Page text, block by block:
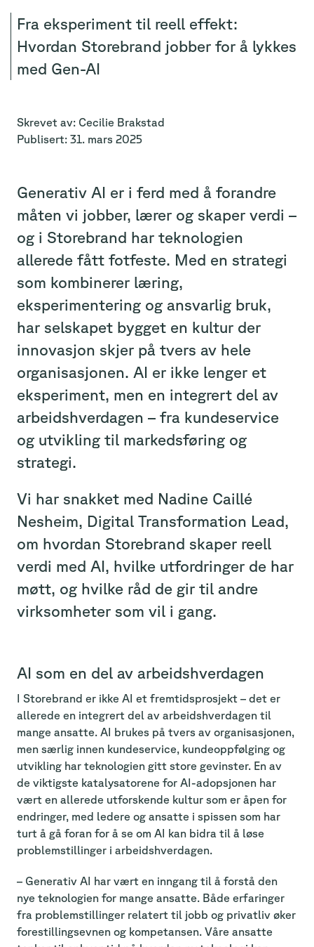
Fra eksperiment til reell effekt:
Hvordan Storebrand jobber for å lykkes
med Gen-AI
Skrevet av: Cecilie Brakstad
Publisert: 31. mars 2025
Generativ AI er i ferd med å forandre
måten vi jobber, lærer og skaper verdi –
og i Storebrand har teknologien
allerede fått fotfeste. Med en strategi
som kombinerer læring,
eksperimentering og ansvarlig bruk,
har selskapet bygget en kultur der
innovasjon skjer på tvers av hele
organisasjonen. AI er ikke lenger et
eksperiment, men en integrert del av
arbeidshverdagen – fra kundeservice
og utvikling til markedsføring og
strategi.
Vi har snakket med Nadine Caillé
Nesheim, Digital Transformation Lead,
om hvordan Storebrand skaper reell
verdi med AI, hvilke utfordringer de har
møtt, og hvilke råd de gir til andre
virksomheter som vil i gang.
AI som en del av arbeidshverdagen
I Storebrand er ikke AI et fremtidsprosjekt – det er
allerede en integrert del av arbeidshverdagen til
mange ansatte. AI brukes på tvers av organisasjonen,
men særlig innen kundeservice, kundeoppfølging og
utvikling har teknologien gitt store gevinster. En av
de viktigste katalysatorene for AI-adopsjonen har
vært en allerede utforskende kultur som er åpen for
endringer, med ledere og ansatte i spissen som har
turt å gå foran for å se om AI kan bidra til å løse
problemstillinger i arbeidshverdagen.
– Generativ AI har vært en inngang til å forstå den
nye teknologien for mange ansatte. Både erfaringer
fra problemstillinger relatert til jobb og privatliv øker
forestillingsevnen og kompetansen. Våre ansatte